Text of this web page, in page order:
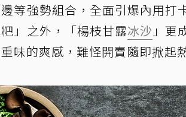
等強勢組合，全面引爆內用打
」之外，「楊枝甘露冰沙 」更
味的爽感，難怪開賣隨即掀起